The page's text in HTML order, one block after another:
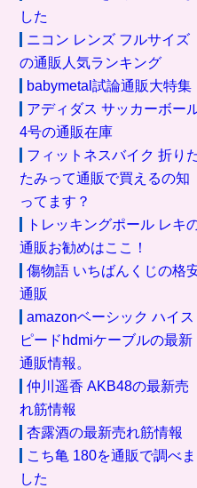
した
ニコン レンズ フルサイズ
の通販人気ランキング
babymetal試論通販大特集
アディダス サッカーボー
4号の通販在庫
フィットネスバイク 折り
たみって通販で買えるの知
ってます？
トレッキングポール レキ
通販お勧めはここ！
傷物語 いちばんくじの格
通販
amazonベーシック ハイス
ピードhdmiケーブルの最新
通販情報。
仲川遥香 AKB48の最新売
れ筋情報
杏露酒の最新売れ筋情報
こち亀 180を通販で調べま
した